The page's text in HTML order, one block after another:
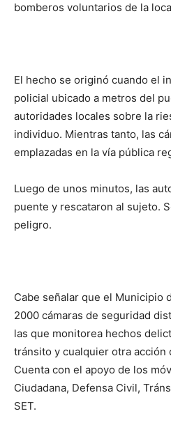
bomberos voluntarios de la
El hecho se originó cuando el
policial ubicado a metros del
autoridades locales sobre la
individuo. Mientras tanto, las
emplazadas en la vía pública
Luego de unos minutos, las
puente y rescataron al sujeto.
peligro.
Cabe señalar que el Municipio
2000 cámaras de seguridad
las que monitorea hechos
tránsito y cualquier otra acción
Cuenta con el apoyo de los
Ciudadana, Defensa Civil,
SET.